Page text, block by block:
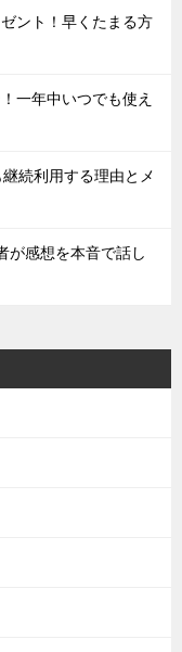
ント！早くたまる方
一年中いつでも使え
続利用する理由とメ
が感想を本音で話し